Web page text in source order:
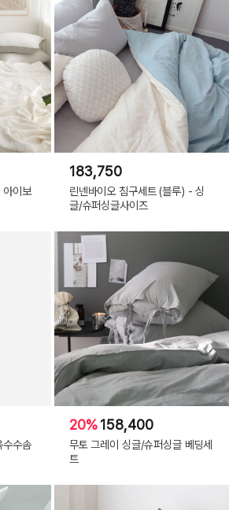
아이보
183,750
린넨바이오 침구세트 (블루) - 싱
글/슈퍼싱글사이즈
수수솜
20%158,400
무토 그레이 싱글/슈퍼싱글 베딩세
트